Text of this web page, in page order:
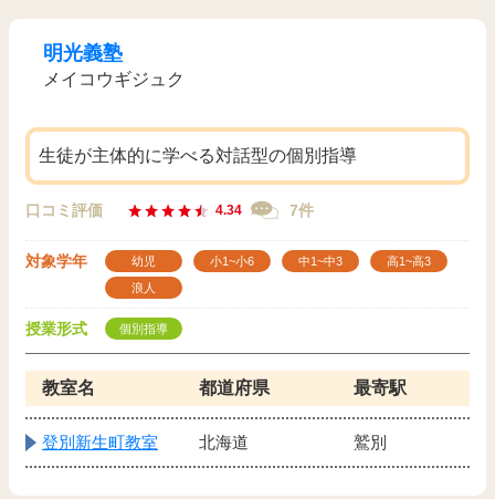
明光義塾
メイコウギジュク
生徒が主体的に学べる対話型の個別指導
口コミ評価 4.34 7件
対象学年 幼児 小1~小6 中1~中3
高1~高3
浪人
授業形式 個別指導
教室名 都道府県 最寄駅
登別新生町教室 北海道 鷲別